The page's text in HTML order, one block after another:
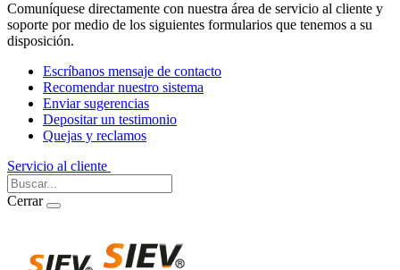
Comuníquese directamente con nuestra área de servicio al cliente y
soporte por medio de los siguientes formularios que tenemos a su
disposición.
Escríbanos mensaje de contacto
Recomendar nuestro sistema
Enviar sugerencias
Depositar un testimonio
Quejas y reclamos
Servicio al cliente
Cerrar